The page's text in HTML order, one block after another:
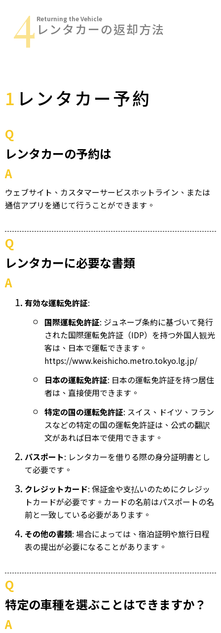
4 Returning the Vehicle
レンタカーの返却方法
1 レンタカー予約
Q
レンタカーの予約は
A
ウェブサイト、カスタマーサービスホットライン、または
通信アプリを通じて行うことができます。
Q
レンタカーに必要な書類
A
有効な運転免許証:
国際運転免許証: ジュネーブ条約に基づいて発行
された国際運転免許証（IDP）を持つ外国人観光
客は、日本で運転できます。
https://www.keishicho.metro.tokyo.lg.jp/
日本の運転免許証: 日本の運転免許証を持つ居住
者は、直接使用できます。
特定の国の運転免許証: スイス、ドイツ、フラン
スなどの特定の国の運転免許証は、公式の翻訳
文があれば日本で使用できます。
パスポート: レンタカーを借りる際の身分証明書とし
て必要です。
クレジットカード: 保証金や支払いのためにクレジッ
トカードが必要です。カードの名前はパスポートの名
前と一致している必要があります。
その他の書類: 場合によっては、宿泊証明や旅行日程
表の提出が必要になることがあります。
Q
特定の車種を選ぶことはできますか？
A